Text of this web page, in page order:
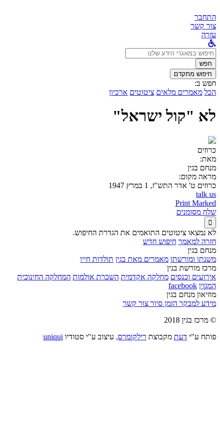
התחבר
צור קשר
עזרה
לחפש
ב:חפש
חיפוש מתקדם
חפש ב:
הכל מאמרים מלאים ציטוטים ארכיון
לא "קול ישראל"
כרוזים
מאת:
מנחם בגין
מראה מקום:
כרוזים ט' אדר התש"ז, 1 במרץ 1947
talk us
Print Marked
שלח מסומנים

לא נמצאו ציטוטים התואמים את הגדרת החיפוש.
חזרה למאמר חיפוש חדש
מנחם בגין
משנתו ומורשתו מאמרים מאת בגין תולדות חייו
מרכז מורשת בגין
אירועים וכנסים מחלקה אקדמית השכרת אולמות המחלקה החינוכית
המגזין facebook
מוזיאון מנחם בגין
מידע למבקר הזמן סיור צור קשר
© מרכז בגין 2018
פותח ע"י דעת מקבוצת רילקומרס, עיצוב ע"י סטודיו uniqui